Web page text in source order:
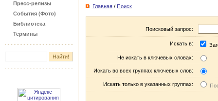
Пресс-релизы
События (Фото)
Библиотека
Термины
Главная / Поиск
Поисковый запрос:
Искать в:
Не искать в ключевых словах:
Искать во всех группах ключевых слов:
Искать только в указанных группах: